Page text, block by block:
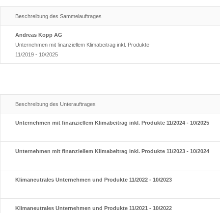
Beschreibung des Sammelauftrages
Andreas Kopp AG
Unternehmen mit finanziellem Klimabeitrag inkl. Produkte
11/2019 - 10/2025
Beschreibung des Unterauftrages
Unternehmen mit finanziellem Klimabeitrag inkl. Produkte 11/2024 - 10/2025
Unternehmen mit finanziellem Klimabeitrag inkl. Produkte 11/2023 - 10/2024
Klimaneutrales Unternehmen und Produkte 11/2022 - 10/2023
Klimaneutrales Unternehmen und Produkte 11/2021 - 10/2022